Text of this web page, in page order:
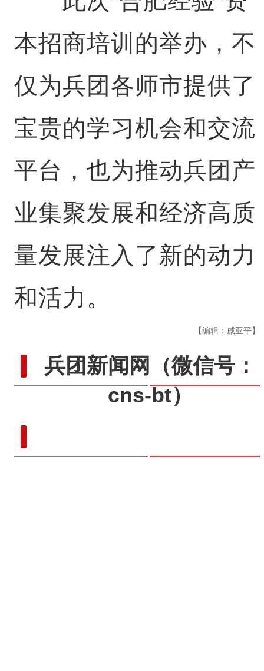
本招商培训的举办，不
仅为兵团各师市提供了
宝贵的学习机会和交流
平台，也为推动兵团产
业集聚发展和经济高质
量发展注入了新的动力
和活力。
【编辑：戚亚平】
兵团新闻网
（微信号：
cns-bt）